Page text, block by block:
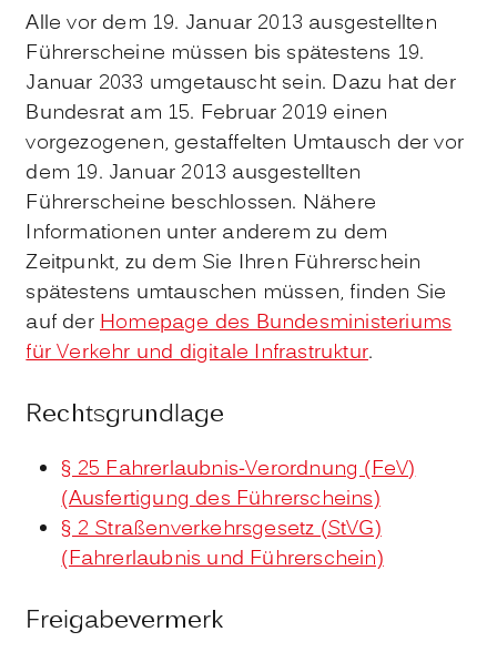
Alle vor dem 19. Januar 2013 ausgestellten
Führerscheine müssen bis spätestens 19.
Januar 2033 umgetauscht sein. Dazu hat der
Bundesrat am 15. Februar 2019 einen
vorgezogenen, gestaffelten Umtausch der vor
dem 19. Januar 2013 ausgestellten
Führerscheine beschlossen. Nähere
Informationen unter anderem zu dem
Zeitpunkt, zu dem Sie Ihren Führerschein
spätestens umtauschen müssen, finden Sie
auf derHomepage des Bundesministeriums
für Verkehr und digitale Infrastruktur.
Rechtsgrundlage
§ 25 Fahrerlaubnis-Verordnung (FeV)
(Ausfertigung des Führerscheins)
§ 2 Straßenverkehrsgesetz (StVG)
(Fahrerlaubnis und Führerschein)
Freigabevermerk